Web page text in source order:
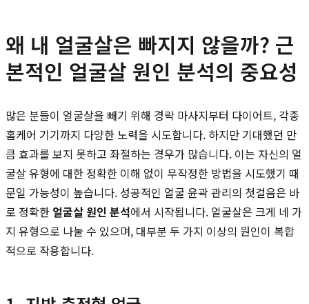
왜 내 얼굴살은 빠지지 않을까? 근
본적인 얼굴살 원인 분석의 중요성
많은 분들이 얼굴살을 빼기 위해 경락 마사지부터 다이어트, 각종
홈케어 기기까지 다양한 노력을 시도합니다. 하지만 기대했던 만
큼 효과를 보지 못하고 좌절하는 경우가 많습니다. 이는 자신의 얼
굴살 유형에 대한 정확한 이해 없이 무작정한 방법을 시도했기 때
문일 가능성이 높습니다. 성공적인 얼굴 윤곽 관리의 첫걸음은 바
로 정확한 얼굴살 원인 분석에서 시작됩니다. 얼굴살은 크게 네 가
지 유형으로 나눌 수 있으며, 대부분 두 가지 이상의 원인이 복합
적으로 작용합니다.